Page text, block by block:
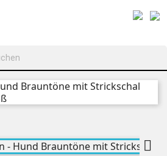
